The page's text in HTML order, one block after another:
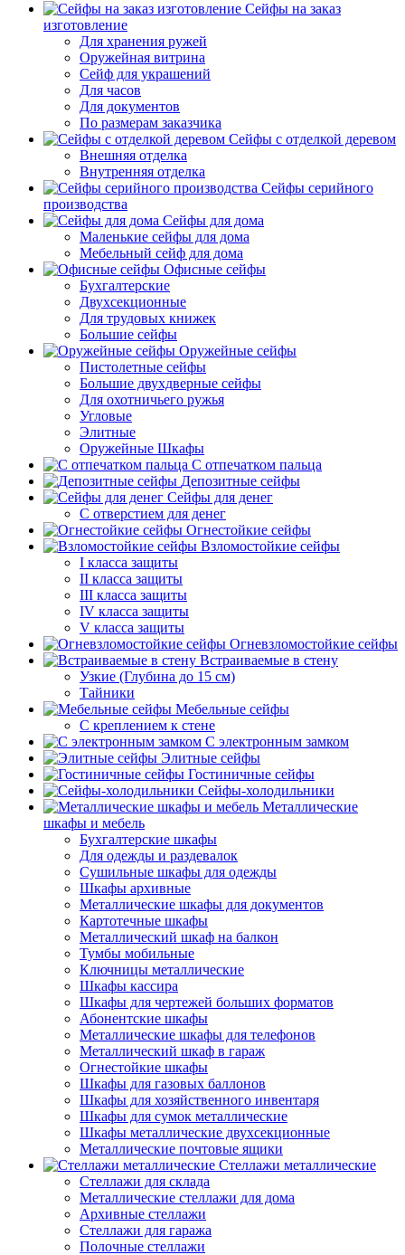
Сейфы на заказ
изготовление
Для хранения ружей
Оружейная витрина
Сейф для украшений
Для часов
Для документов
По размерам заказчика
Сейфы с отделкой деревом
Внешняя отделка
Внутренняя отделка
Сейфы серийного
производства
Сейфы для дома
Маленькие сейфы для дома
Мебельный сейф для дома
Офисные сейфы
Бухгалтерские
Двухсекционные
Для трудовых книжек
Большие сейфы
Оружейные сейфы
Пистолетные сейфы
Большие двухдверные сейфы
Для охотничьего ружья
Угловые
Элитные
Оружейные Шкафы
С отпечатком пальца
Депозитные сейфы
Сейфы для денег
С отверстием для денег
Огнестойкие сейфы
Взломостойкие сейфы
I класса защиты
II класса защиты
III класса защиты
IV класса защиты
V класса защиты
Огневзломостойкие сейфы
Встраиваемые в стену
Узкие (Глубина до 15 см)
Тайники
Мебельные сейфы
С креплением к стене
С электронным замком
Элитные сейфы
Гостиничные сейфы
Сейфы-холодильники
Металлические
шкафы и мебель
Бухгалтерские шкафы
Для одежды и раздевалок
Сушильные шкафы для одежды
Шкафы архивные
Металлические шкафы для документов
Картотечные шкафы
Металлический шкаф на балкон
Тумбы мобильные
Ключницы металлические
Шкафы кассира
Шкафы для чертежей больших форматов
Абонентские шкафы
Металлические шкафы для телефонов
Металлический шкаф в гараж
Огнестойкие шкафы
Шкафы для газовых баллонов
Шкафы для хозяйственного инвентаря
Шкафы для сумок металлические
Шкафы металлические двухсекционные
Металлические почтовые ящики
Стеллажи металлические
Стеллажи для склада
Металлические стеллажи для дома
Архивные стеллажи
Стеллажи для гаража
Полочные стеллажи